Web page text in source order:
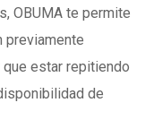
OBUMA te permite
previamente
estar repitiendo
de